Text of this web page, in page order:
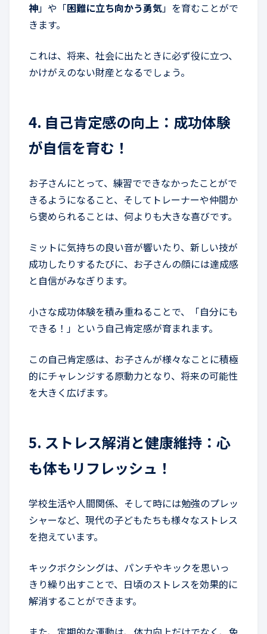
神」や「困難に立ち向かう勇気」を育むことがで
きます。
これは、将来、社会に出たときに必ず役に立つ、
かけがえのない財産となるでしょう。
4. 自己肯定感の向上：成功体験
が自信を育む！
お子さんにとって、練習でできなかったことがで
きるようになること、そしてトレーナーや仲間か
ら褒められることは、何よりも大きな喜びです。
ミットに気持ちの良い音が響いたり、新しい技が
成功したりするたびに、お子さんの顔には達成感
と自信がみなぎります。
小さな成功体験を積み重ねることで、「自分にも
できる！」という自己肯定感が育まれます。
この自己肯定感は、お子さんが様々なことに積極
的にチャレンジする原動力となり、将来の可能性
を大きく広げます。
5. ストレス解消と健康維持：心
も体もリフレッシュ！
学校生活や人間関係、そして時には勉強のプレッ
シャーなど、現代の子どもたちも様々なストレス
を抱えています。
キックボクシングは、パンチやキックを思いっ
きり繰り出すことで、日頃のストレスを効果的に
解消することができます。